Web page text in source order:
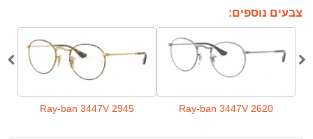
צבעים נוספים:
Ray-ban 3447V 2620
Ray-ban 3447V 2945